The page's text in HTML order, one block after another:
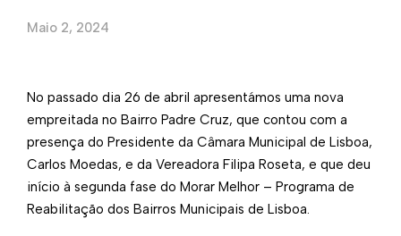
Maio 2, 2024
No passado dia 26 de abril apresentámos uma nova
empreitada no Bairro Padre Cruz, que contou com a
presença do Presidente da Câmara Municipal de Lisboa,
Carlos Moedas, e da Vereadora Filipa Roseta, e que deu
início à segunda fase do Morar Melhor – Programa de
Reabilitação dos Bairros Municipais de Lisboa.